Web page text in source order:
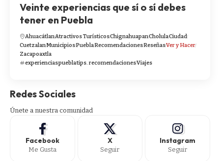
Veinte experiencias que sí o sí debes
tener en Puebla
AhuacátlanAtractivos TurísticosChignahuapanCholulaCiudad
CuetzalanMunicipiosPueblaRecomendacionesReseñasVer y Hacer
Zacapoaxtla
experienciaspueblatips. recomendacionesViajes
Redes Sociales
Únete a nuestra comunidad
Facebook
Me Gusta
X
Seguir
Instagram
Seguir